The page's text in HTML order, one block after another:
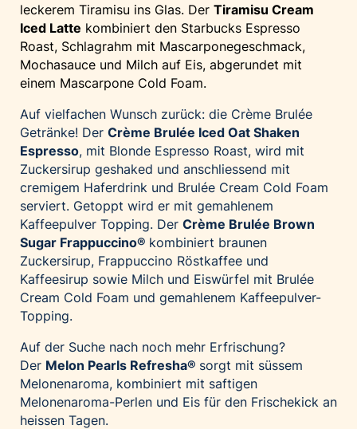
leckerem Tiramisu ins Glas. Der Tiramisu Cream
Iced Latte kombiniert den Starbucks Espresso
Roast, Schlagrahm mit Mascarponegeschmack,
Mochasauce und Milch auf Eis, abgerundet mit
einem Mascarpone Cold Foam.
Auf vielfachen Wunsch zurück: die Crème Brulée
Getränke! Der Crème Brulée Iced Oat Shaken
Espresso, mit Blonde Espresso Roast, wird mit
Zuckersirup geshaked und anschliessend mit
cremigem Haferdrink und Brulée Cream Cold Foam
serviert. Getoppt wird er mit gemahlenem
Kaffeepulver Topping. Der Crème Brulée Brown
Sugar Frappuccino® kombiniert braunen
Zuckersirup, Frappuccino Röstkaffee und
Kaffeesirup sowie Milch und Eiswürfel mit Brulée
Cream Cold Foam und gemahlenem Kaffeepulver-
Topping.
Auf der Suche nach noch mehr Erfrischung?
Der Melon Pearls Refresha® sorgt mit süssem
Melonenaroma, kombiniert mit saftigen
Melonenaroma-Perlen und Eis für den Frischekick an
heissen Tagen.